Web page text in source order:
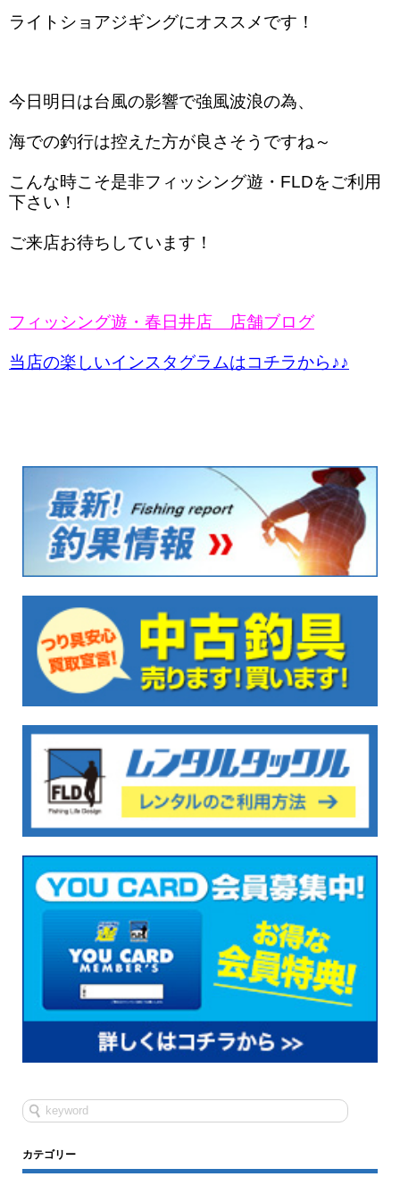
ライトショアジギングにオススメです！
今日明日は台風の影響で強風波浪の為、
海での釣行は控えた方が良さそうですね～
こんな時こそ是非フィッシング遊・FLDをご利用
下さい！
ご来店お待ちしています！
フィッシング遊・春日井店 店舗ブログ
当店の楽しいインスタグラムはコチラから♪♪
カテゴリー